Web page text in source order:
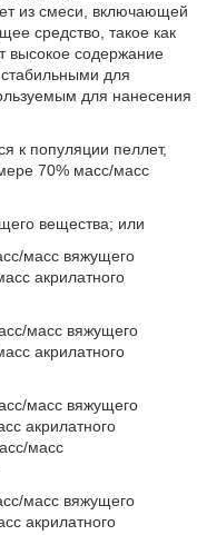
из смеси, включающей
средство, такое как
содержание
для
для нанесения
к популяции пеллет,
70% масс/масс
вещества; или
масс вяжущего
акрилатного
масс вяжущего
акрилатного
масс вяжущего
акрилатного
масс
масс вяжущего
акрилатного